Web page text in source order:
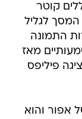
קוטר
המסך לגליל
חדות התמונה
מאז
פיליפס
להציג 4 גוונים של אפור והוא